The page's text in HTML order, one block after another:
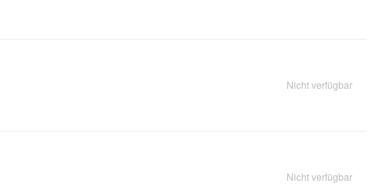
Nicht verfügbar
Nicht verfügbar